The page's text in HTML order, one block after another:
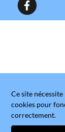
Chihuahua Poil
et Yorkshire
en Maine-et-Loire
Ce site
cookies pour
correctement.